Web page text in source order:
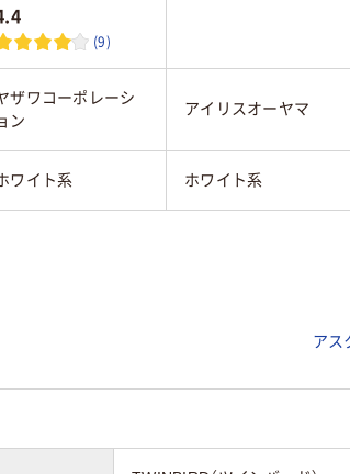
(9)
ザワコーポレーシ
ン
アイリスオーヤマ
ワイト系 ホワイト系
アス